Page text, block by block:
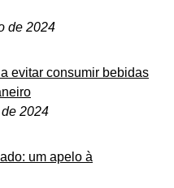
de 2024
evitar consumir bebidas
2024
um apelo à